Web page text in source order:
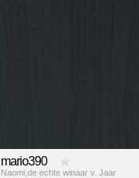
mario390
Naomi,de echte winaar v. Jaar